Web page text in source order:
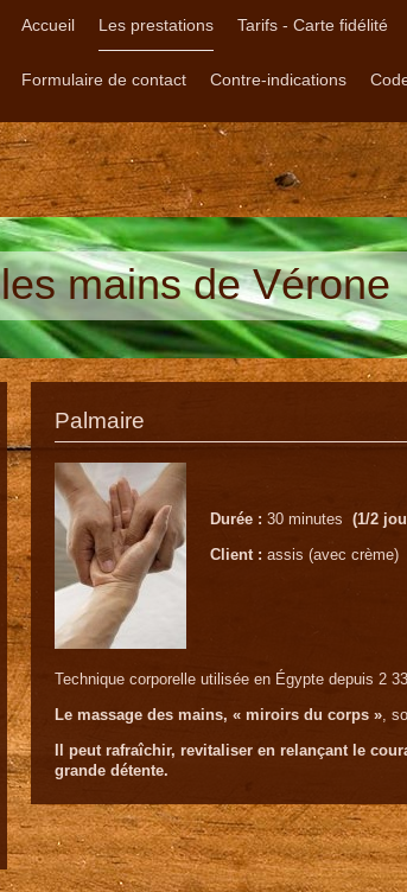
Accueil Les prestations Tarifs - Carte fidélité
Formulaire de contact Contre-indications
les mains de Vérone
Palmaire
Durée : 30 minutes (1/2
Client : assis (avec crème)
Technique corporelle utilisée en Égypte depuis 2
Le massage des mains, « miroirs du corps »,
Il peut rafraîchir, revitaliser en relançant le
grande détente.